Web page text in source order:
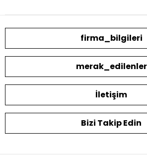
firma_bilgileri
merak_edilenler
İletişim
Bizi Takip Edin